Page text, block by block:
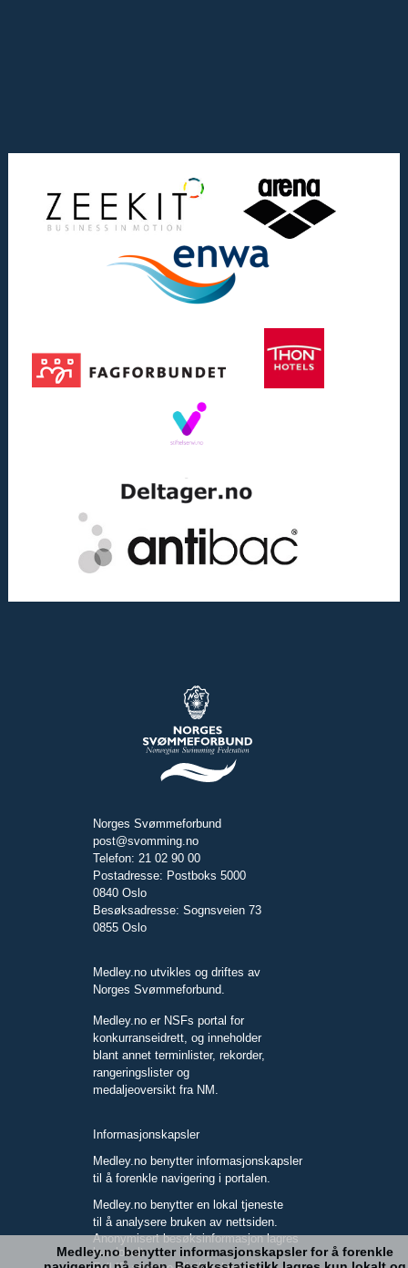
Norges Svømmeforbund
post@svomming.no
Telefon: 21 02 90 00
Postadresse: Postboks 5000
0840 Oslo
Besøksadresse: Sognsveien 73
0855 Oslo
Medley.no utvikles og driftes av
Norges Svømmeforbund.
Medley.no er NSFs portal for
konkurranseidrett, og inneholder
blant annet terminlister, rekorder,
rangeringslister og
medaljeoversikt fra NM.
Informasjonskapsler
Medley.no benytter informasjonskapsler
til å forenkle navigering i portalen.
Medley.no benytter en lokal tjeneste
til å analysere bruken av nettsiden.
Anonymisert besøksinformasjon lagres
kun lokalt.
Medley.no benytter informasjonskapsler for å forenkle